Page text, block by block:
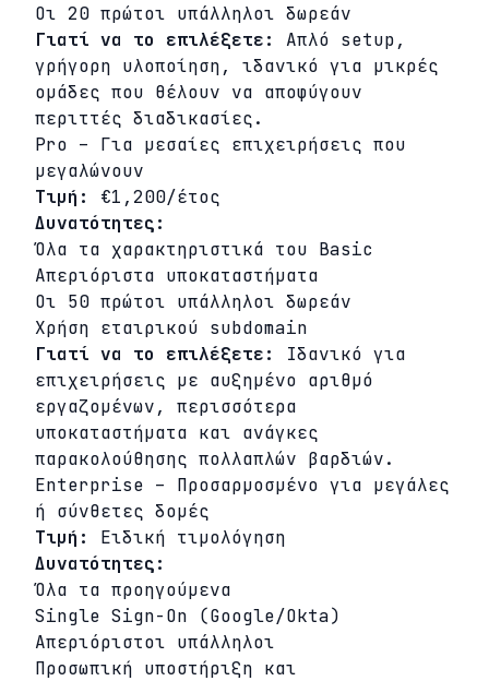
Οι 20 πρώτοι υπάλληλοι δωρεάν
Γιατί να το επιλέξετε:
Απλό setup,
γρήγορη υλοποίηση, ιδανικό για μικρές
ομάδες που θέλουν να αποφύγουν
περιττές διαδικασίες.
Pro – Για μεσαίες επιχειρήσεις που
μεγαλώνουν
Τιμή:
€1,200/έτος
Δυνατότητες:
Όλα τα χαρακτηριστικά του Basic
Απεριόριστα υποκαταστήματα
Οι 50 πρώτοι υπάλληλοι δωρεάν
Χρήση εταιρικού subdomain
Γιατί να το επιλέξετε:
Ιδανικό για
επιχειρήσεις με αυξημένο αριθμό
εργαζομένων, περισσότερα
υποκαταστήματα και ανάγκες
παρακολούθησης πολλαπλών βαρδιών.
Enterprise – Προσαρμοσμένο για μεγάλες
ή σύνθετες δομές
Τιμή:
Ειδική τιμολόγηση
Δυνατότητες:
Όλα τα προηγούμενα
Single Sign-On (Google/Okta)
Απεριόριστοι υπάλληλοι
Προσωπική υποστήριξη και